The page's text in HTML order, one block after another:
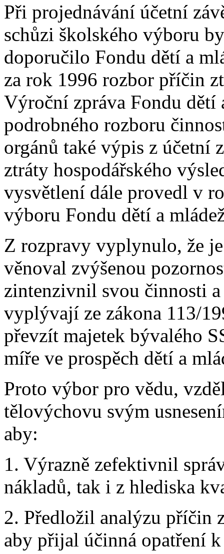
Při projednávání účetní
schůzi školského výboru
doporučilo Fondu dětí a
za rok 1996 rozbor příčin
Výroční zpráva Fondu dětí
podrobného rozboru
orgánů také výpis z účetní
ztráty hospodářského
vysvětlení dále provedl v
výboru Fondu dětí a
Z rozpravy vyplynulo, že
věnoval zvýšenou
zintenzivnil svou činnosti
vyplývají ze zákona 113/
převzít majetek bývalého
míře ve prospěch dětí a
Proto výbor pro vědu,
tělovýchovu svým
aby:
1. Výrazně zefektivnil
nákladů, tak i z hlediska
2. Předložil analýzu příčin
aby přijal účinná opatření